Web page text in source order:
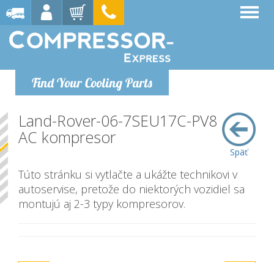
Find Your Cooling Parts
Späť
Land-Rover-06-7SEU17C-PV8
AC kompresor
Túto stránku si vytlačte a ukážte technikovi v
autoservise, pretože do niektorých vozidiel sa
montujú aj 2-3 typy kompresorov.